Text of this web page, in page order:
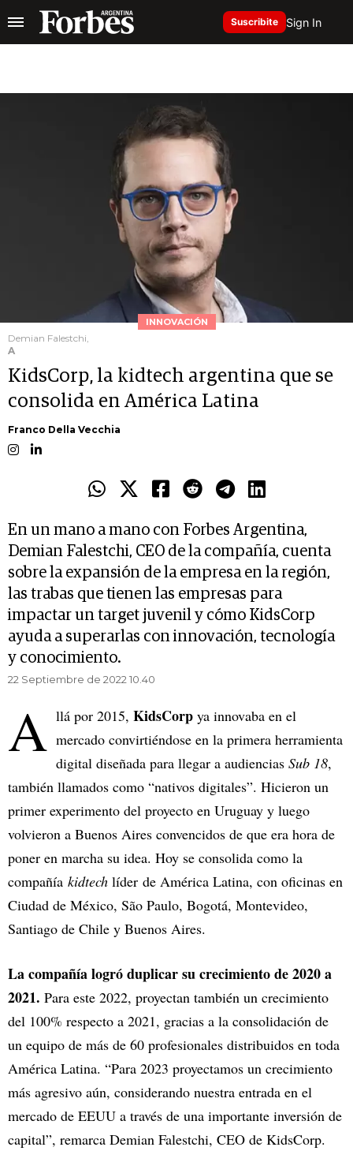
Suscribite Sign In
INNOVACIÓN
Demian Falestchi,
A
KidsCorp, la kidtech argentina que se
consolida en América Latina
Franco Della Vecchia
En un mano a mano con Forbes Argentina,
Demian Falestchi, CEO de la compañía, cuenta
sobre la expansión de la empresa en la región,
las trabas que tienen las empresas para
impactar un target juvenil y cómo KidsCorp
ayuda a superarlas con innovación, tecnología
y conocimiento.
22 Septiembre de 2022 10.40
A llá por 2015, KidsCorp ya innovaba en el
mercado convirtiéndose en la primera herramienta
digital diseñada para llegar a audiencias Sub 18,
también llamados como “nativos digitales”. Hicieron un
primer experimento del proyecto en Uruguay y luego
volvieron a Buenos Aires convencidos de que era hora de
poner en marcha su idea. Hoy se consolida como la
compañía kidtech líder de América Latina, con oficinas en
Ciudad de México, São Paulo, Bogotá, Montevideo,
Santiago de Chile y Buenos Aires.
La compañía logró duplicar su crecimiento de 2020 a
2021. Para este 2022, proyectan también un crecimiento
del 100% respecto a 2021, gracias a la consolidación de
un equipo de más de 60 profesionales distribuidos en toda
América Latina. “Para 2023 proyectamos un crecimiento
más agresivo aún, considerando nuestra entrada en el
mercado de EEUU a través de una importante inversión de
capital”, remarca Demian Falestchi, CEO de KidsCorp.